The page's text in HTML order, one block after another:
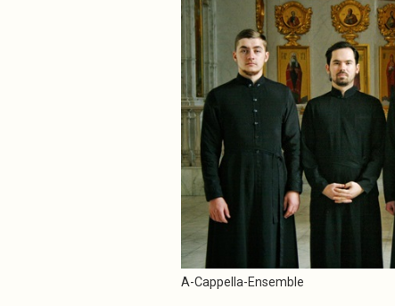
A-Cappella-Ensemble